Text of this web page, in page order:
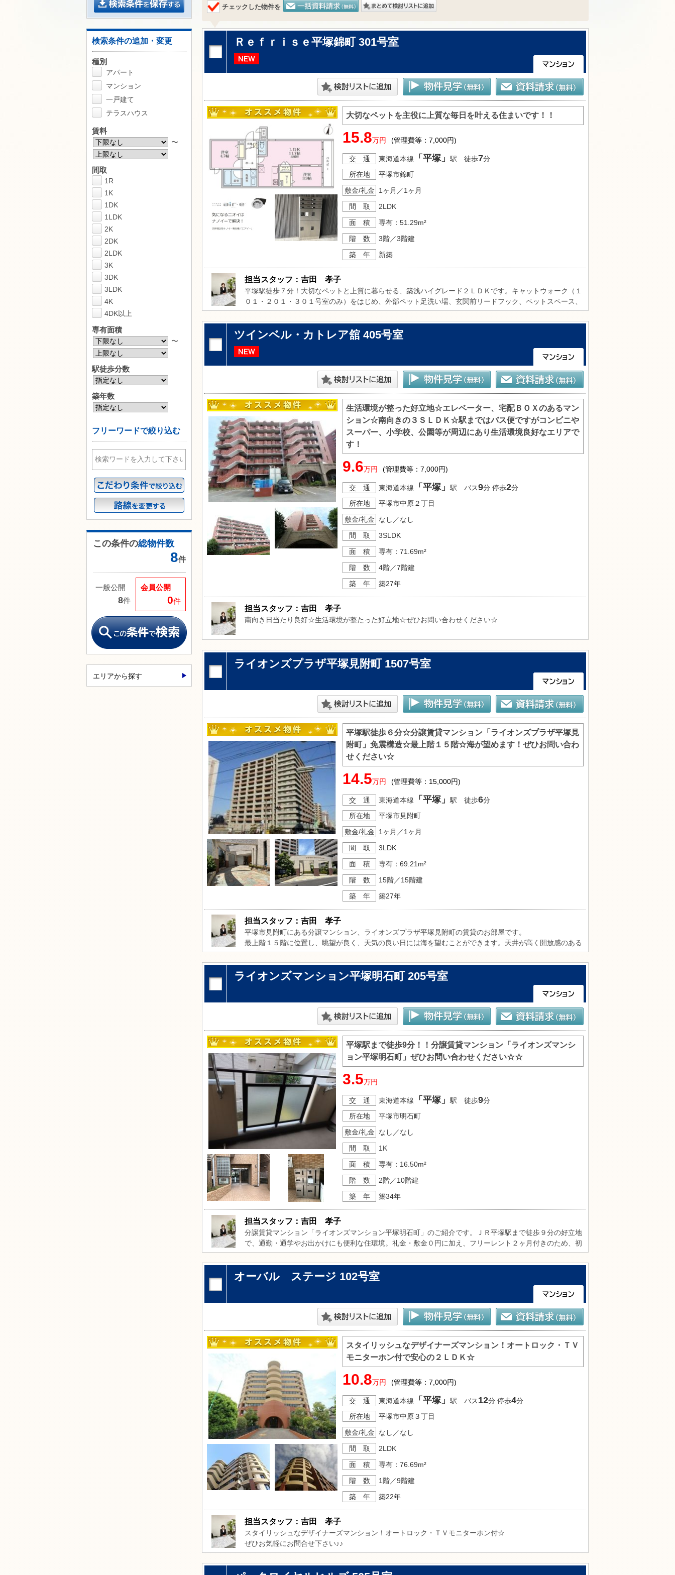
チェックした物件を
Ｒｅｆｒｉｓｅ平塚錦町 301号室
大切なペットを主役に上質な毎日を叶える住まいです！！
15.8万円 (管理費等：7,000円)
交 通 東海道本線 「平塚」駅 徒歩7分
所在地
平塚市錦町
敷金/礼金
1ヶ月／1ヶ月
間 取
2LDK
面 積
専有：51.29m²
階 数
3階／3階建
築 年
新築
担当スタッフ：吉田　孝子
平塚駅徒歩７分！大切なペットと上質に暮らせる、築浅ハイグレード２ＬＤＫです。キャットウォーク（１
０１・２０１・３０１号室のみ）をはじめ、外部ペット足洗い場、玄関前リードフック、ペットスペース、
イオン発生器など、ペットとの暮らしを考えた設備が充実。愛犬・愛猫と安心して快適な毎日をお過ごしい
ただけます。室内には床暖房付きＬＤＫ、１坪バス（追焚機能・浴室乾燥機付）、人造大理石キッチン、全
室エアコンを完備し、毎日の暮らしをより快適にサポートします。さらに、重量鉄骨×ＡＬＣ造による制振構
０㎡超のゆとりある２ＬＤＫで、平塚駅徒歩７分の利便性と落ち着いた住環境を兼ね備えた、ペットと心地
よく暮らせるおすすめの住まいです。
ツインベル・カトレア舘 405号室
生活環境が整った好立地☆エレベーター、宅配ＢＯＸのあるマン
ション☆南向きの３ＳＬＤＫ☆駅まではバス便ですがコンビニや
スーパー、小学校、公園等が周辺にあり生活環境良好なエリアで
す！
9.6万円 (管理費等：7,000円)
交 通 東海道本線 「平塚」駅 バス9分 停歩2分
所在地
平塚市中原２丁目
敷金/礼金
なし／なし
間 取
3SLDK
面 積
専有：71.69m²
階 数
4階／7階建
築 年
築27年
担当スタッフ：吉田　孝子
南向き日当たり良好☆生活環境が整たった好立地☆ぜひお問い合わせください☆
ライオンズプラザ平塚見附町 1507号室
平塚駅徒歩６分☆分譲賃貸マンション「ライオンズプラザ平塚見
附町」免震構造☆最上階１５階☆海が望めます！ぜひお問い合わ
せください☆
14.5万円 (管理費等：15,000円)
交 通 東海道本線 「平塚」駅 徒歩6分
所在地
平塚市見附町
敷金/礼金
1ヶ月／1ヶ月
間 取
3LDK
面 積
専有：69.21m²
階 数
15階／15階建
築 年
築27年
担当スタッフ：吉田　孝子
平塚市見附町にある分譲マンション、ライオンズプラザ平塚見附町の賃貸のお部屋です。
最上階１５階に位置し、眺望が良く、天気の良い日には海を望むことができます。天井が高く開放感のある
室内で、洋室２部屋に加えロフト付きのため、居住スペースをゆったりと使える間取りです。
建物は免震構造を採用しており、安心してお住まいいただけます。共用部にはコンシェルジュサービスがあ
り、エントランスはホテルのような落ち着きと高級感のある空間です。オートロック完備で防犯面にも配慮
ＪＲ平塚駅まで徒歩６分、オーケーストアまで徒歩３分と、通勤・通学や日々のお買い物にも便利な立地。
分譲マンションならではの上質な住環境で、快適な新生活を始めてみませんか。
ライオンズマンション平塚明石町 205号室
平塚駅まで徒歩9分！！分譲賃貸マンション「ライオンズマンシ
ョン平塚明石町」ぜひお問い合わせください☆☆
3.5万円
交 通 東海道本線 「平塚」駅 徒歩9分
所在地
平塚市明石町
敷金/礼金
なし／なし
間 取
1K
面 積
専有：16.50m²
階 数
2階／10階建
築 年
築34年
担当スタッフ：吉田　孝子
分譲賃貸マンション「ライオンズマンション平塚明石町」のご紹介です。ＪＲ平塚駅まで徒歩９分の好立地
で、通勤・通学やお出かけにも便利な住環境。礼金・敷金０円に加え、フリーレント２ヶ月付きのため、初
期費用を抑えてご入居いただけます。外壁は高級感のあるタイル張りで、分譲マンションならではのしっか
りとした造りも魅力。オートロック完備でセキュリティ面も安心です。さらに、不在時に便利な宅配ＢＯＸ
や、季節を問わず快適に過ごせるエアコンも設置済み。周辺には生活利便施設も整っており、単身の方にお
オーバル ステージ 102号室
スタイリッシュなデザイナーズマンション！オートロック・ＴＶ
モニターホン付で安心の２ＬＤＫ☆
10.8万円 (管理費等：7,000円)
交 通 東海道本線 「平塚」駅 バス12分 停歩4分
所在地
平塚市中原３丁目
敷金/礼金
なし／なし
間 取
2LDK
面 積
専有：76.69m²
階 数
1階／9階建
築 年
築22年
担当スタッフ：吉田　孝子
スタイリッシュなデザイナーズマンション！オートロック・ＴＶモニターホン付☆
検索条件の追加・変更
種別
アパート
マンション
一戸建て
テラスハウス
賃料
〜
間取
1R
1K
1DK
1LDK
2K
2DK
2LDK
3K
3DK
3LDK
4K
4DK以上
専有面積
〜
駅徒歩分数
築年数
フリーワードで絞り込む
この条件の総物件数
8件
会員公開
0件
一般公開
8件
エリアから探す